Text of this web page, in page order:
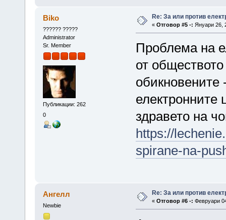
Biko
?????? ?????
Administrator
Sr. Member
Публикации: 262
0
Re: За или против
« Отговор #5 -: Януари 26,
Проблема на
от
обикновените
електронните
здравето на
https://
spirane-na-
Ангелл
Newbie
Re: За или против
« Отговор #6 -: Февруари